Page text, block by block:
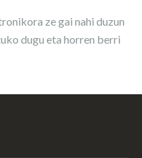
ze gai nahi duzun
dugu eta horren berri